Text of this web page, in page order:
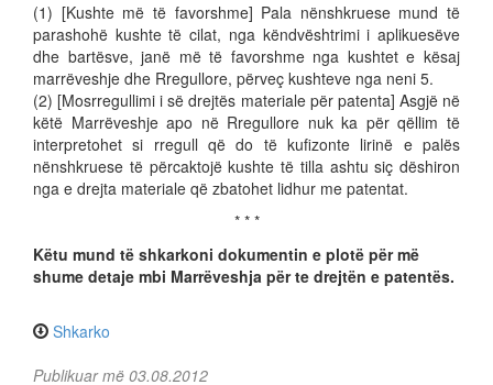
(1) [Kushte më të favorshme] Pala nënshkruese mund të
parashohë kushte të cilat, nga këndvështrimi i aplikuesëve
dhe bartësve, janë më të favorshme nga kushtet e kësaj
marrëveshje dhe Rregullore, përveç kushteve nga neni 5.
(2) [Mosrregullimi i së drejtës materiale për patenta] Asgjë në
këtë Marrëveshje apo në Rregullore nuk ka për qëllim të
interpretohet si rregull që do të kufizonte lirinë e palës
nënshkruese të përcaktojë kushte të tilla ashtu siç dëshiron
nga e drejta materiale që zbatohet lidhur me patentat.
* * *
Këtu mund të shkarkoni dokumentin e plotë për më
shume detaje mbi Marrëveshja për te drejtën e patentës.
Shkarko
Publikuar më 03.08.2012